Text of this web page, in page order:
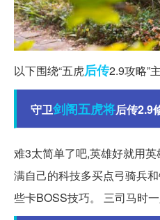
以下围绕“五虎后传2.9攻略”
守卫剑阁五虎将后传2.9
难3太简单了吧,英雄好就用
满自己的科技多买点弓骑兵
些卡BOSS技巧。 三司马时